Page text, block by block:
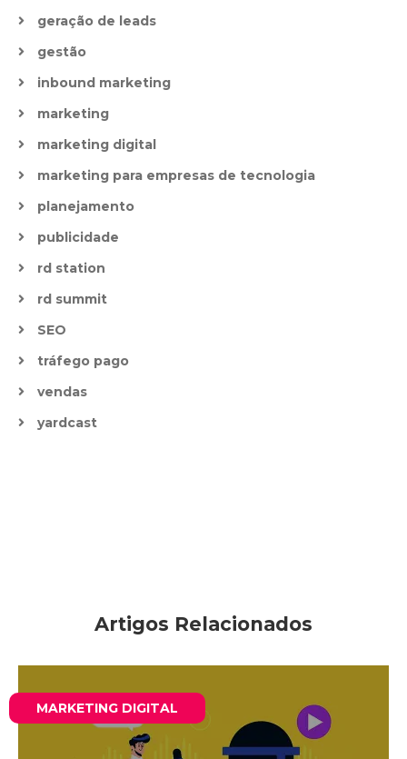
geração de leads
gestão
inbound marketing
marketing
marketing digital
marketing para empresas de tecnologia
planejamento
publicidade
rd station
rd summit
SEO
tráfego pago
vendas
yardcast
Artigos Relacionados
MARKETING DIGITAL